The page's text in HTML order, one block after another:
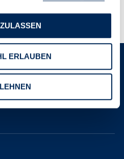
ERLAUBEN
Deutschland)